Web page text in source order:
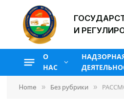
И
О
НАС
Home » Без рубрики »